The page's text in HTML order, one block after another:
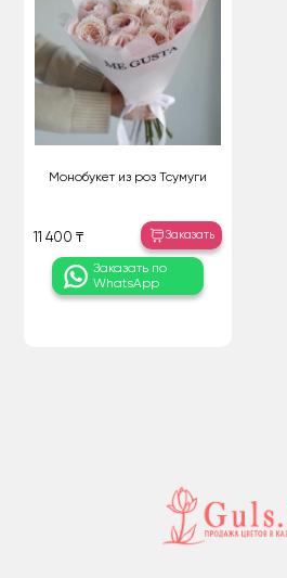
Монобукет из роз Тсумуги
11 400 ₸ Заказать
Заказать по
WhatsApp